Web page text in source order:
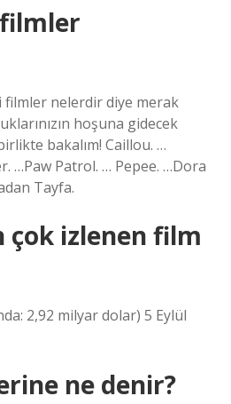
filmler nelerdir diye merak
hoşuna gidecek
bakalım! Caillou. …
…Paw Patrol. … Pepee. …Dora
Tayfa.
çok izlenen film
2,92 milyar dolar) 5 Eylül
ne denir?